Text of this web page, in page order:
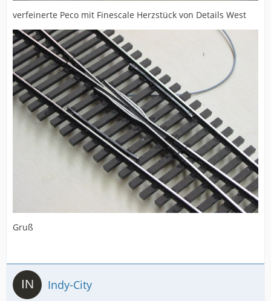
verfeinerte Peco mit Finescale Herzstück von Details West
Gruß
Indy-City